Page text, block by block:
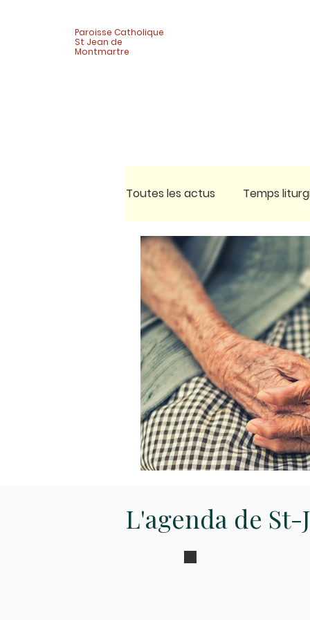
Paroisse Catholique
St Jean de
Montmartre
Toutes les actus Temps
Célébrations Vie de
Activité adultes
L'agenda de St-